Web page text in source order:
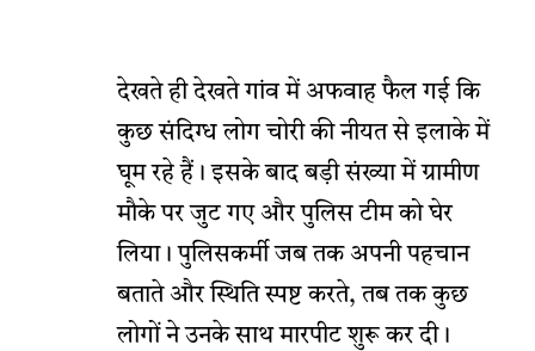
देखते ही देखते गांव में अफवाह फैल गई कि
कुछ संदिग्ध लोग चोरी की नीयत से इलाके में
घूम रहे हैं। इसके बाद बड़ी संख्या में ग्रामीण
मौके पर जुट गए और पुलिस टीम को घेर
लिया। पुलिसकर्मी जब तक अपनी पहचान
बताते और स्थिति स्पष्ट करते, तब तक कुछ
लोगों ने उनके साथ मारपीट शुरू कर दी।